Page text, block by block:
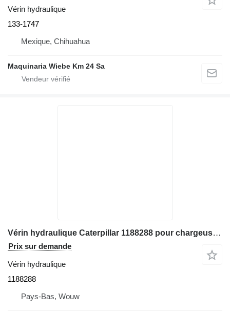
Vérin hydraulique
133-1747
Mexique, Chihuahua
Maquinaria Wiebe Km 24 Sa
Vérin hydraulique Caterpillar 1188288 pour chargeuse sur pneus Caterpillar RH70 950G 962G 972G 966G 950H 962H 972H 966H 972K 966K 950GII 962GII 972GII 966GII 966KXE IT62GII
Prix sur demande
Vérin hydraulique
1188288
Pays-Bas, Wouw